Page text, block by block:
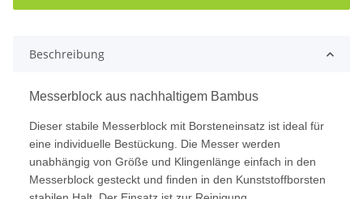
Beschreibung
Messerblock aus nachhaltigem Bambus
Dieser stabile Messerblock mit Borsteneinsatz ist ideal für
eine individuelle Bestückung. Die Messer werden
unabhängig von Größe und Klingenlänge einfach in den
Messerblock gesteckt und finden in den Kunststoffborsten